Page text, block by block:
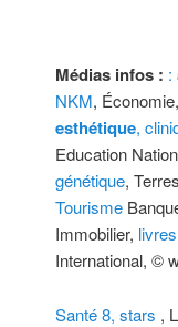
Médias infos : :
NKM, Économie,
esthétique,
Education
génétique,
Tourisme
Immobilier, livres
International, ©
Santé 8, stars ,